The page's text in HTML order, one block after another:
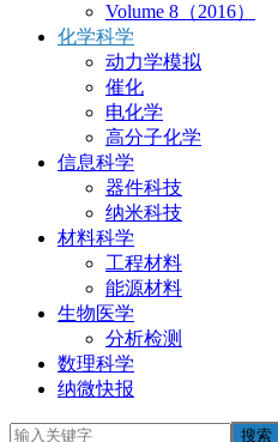
Volume 8（2016）
化学科学
动力学模拟
催化
电化学
高分子化学
信息科学
器件科技
纳米科技
材料科学
工程材料
能源材料
生物医学
分析检测
数理科学
纳微快报